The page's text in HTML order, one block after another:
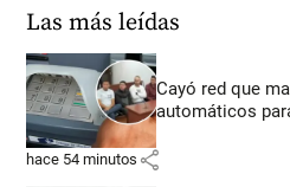
Las más leídas
Cayó red que
automáticos
hace 54 minutos share